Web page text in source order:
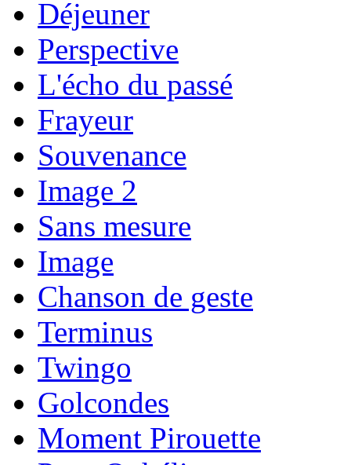
Déjeuner
Perspective
L'écho du passé
Frayeur
Souvenance
Image 2
Sans mesure
Image
Chanson de geste
Terminus
Twingo
Golcondes
Moment Pirouette